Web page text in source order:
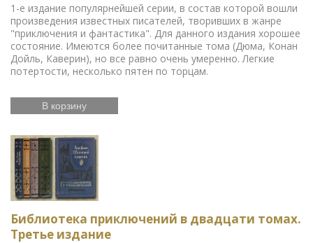
1-е издание популярнейшей серии, в состав которой вошли
произведения известных писателей, творивших в жанре
"приключения и фантастика". Для данного издания хорошее
состояние. Имеются более почитанные тома (Дюма, Конан
Дойль, Каверин), но все равно очень умеренно. Легкие
потертости, несколько пятен по торцам.
В корзину
Библиотека приключений в двадцати томах.
Третье издание